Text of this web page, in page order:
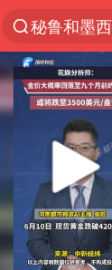
泉州市委
老中医：
中医教你